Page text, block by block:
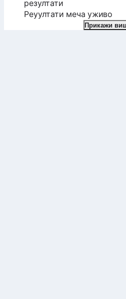
резултати
Реуултати меча уживо
Прикажи